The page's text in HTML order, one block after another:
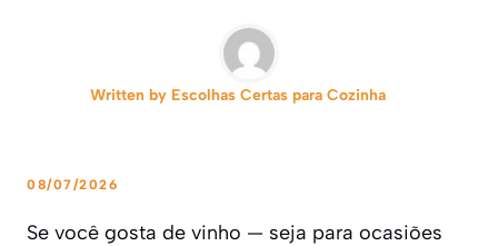
Written by Escolhas Certas para Cozinha
08/07/2026
Se você gosta de vinho — seja para ocasiões